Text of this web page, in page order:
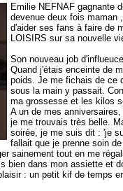
Emilie NEFNAF gagnante
devenue deux fois maman
d'aider ses fans à faire de
LOISIRS sur sa nouvelle
Son nouveau job
Quand j'étais enceinte de
poids. Je me fichais de ce
sous la main y passait.
ma grossesse et les kilos
A un de mes
je me trouvais très belle.
soirée, je me suis dit : 'je
fallait que je prenne soin
sainement tout en me
bien dans mon assiette et
: un petit kif de temps